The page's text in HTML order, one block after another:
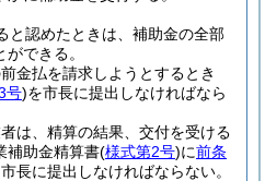
と認めたときは、補助金の全部
できる。
金払を請求しようとするとき
号)を市長に提出しなければなら
は、精算の結果、交付を受ける
補助金精算書(様式第2号)に前条
長に提出しなければならない。